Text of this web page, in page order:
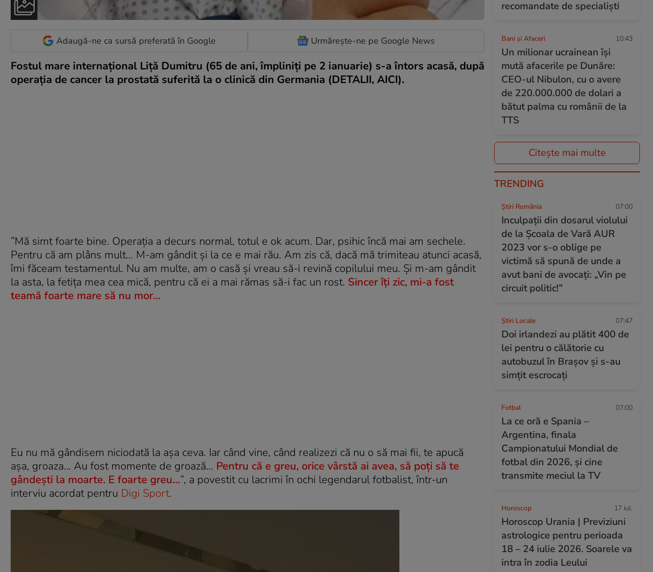
Adaugă-ne ca sursă preferată în Google Urmărește-ne pe Google News
Fostul mare internațional Liță Dumitru (65 de ani, împliniți pe 2 ianuarie) s-a întors acasă, după
operația de cancer la prostată suferită la o clinică din Germania (DETALII, AICI).
”Mă simt foarte bine. Operația a decurs normal, totul e ok acum. Dar, psihic încă mai am sechele.
Pentru că am plâns mult… M-am gândit și la ce e mai rău. Am zis că, dacă mă trimiteau atunci acasă,
îmi făceam testamentul. Nu am multe, am o casă și vreau să-i revină copilului meu. Și m-am gândit
la asta, la fetița mea cea mică, pentru că ei a mai rămas să-i fac un rost. Sincer îți zic, mi-a fost
teamă foarte mare să nu mor…
Eu nu mă gândisem niciodată la așa ceva. Iar când vine, când realizezi că nu o să mai fii, te apucă
așa, groaza… Au fost momente de groază… Pentru că e greu, orice vârstă ai avea, să poți să te
gândești la moarte. E foarte greu…”, a povestit cu lacrimi în ochi legendarul fotbalist, într-un
interviu acordat pentru Digi Sport.
recomandate de specialiști
Bani și Afaceri 10:43
Un milionar ucrainean își
mută afacerile pe Dunăre:
CEO-ul Nibulon, cu o avere
de 220.000.000 de dolari a
bătut palma cu românii de la
TTS
Citește mai multe
TRENDING
Știri România 07:00
Inculpații din dosarul violului
de la Școala de Vară AUR
2023 vor s-o oblige pe
victimă să spună de unde a
avut bani de avocați: „Vin pe
circuit politic!”
Știri Locale 07:47
Doi irlandezi au plătit 400 de
lei pentru o călătorie cu
autobuzul în Brașov și s-au
simțit escrocați
Fotbal 07:00
La ce oră e Spania –
Argentina, finala
Campionatului Mondial de
fotbal din 2026, și cine
transmite meciul la TV
Horoscop 17 iul.
Horoscop Urania | Previziuni
astrologice pentru perioada
18 – 24 iulie 2026. Soarele va
intra în zodia Leului